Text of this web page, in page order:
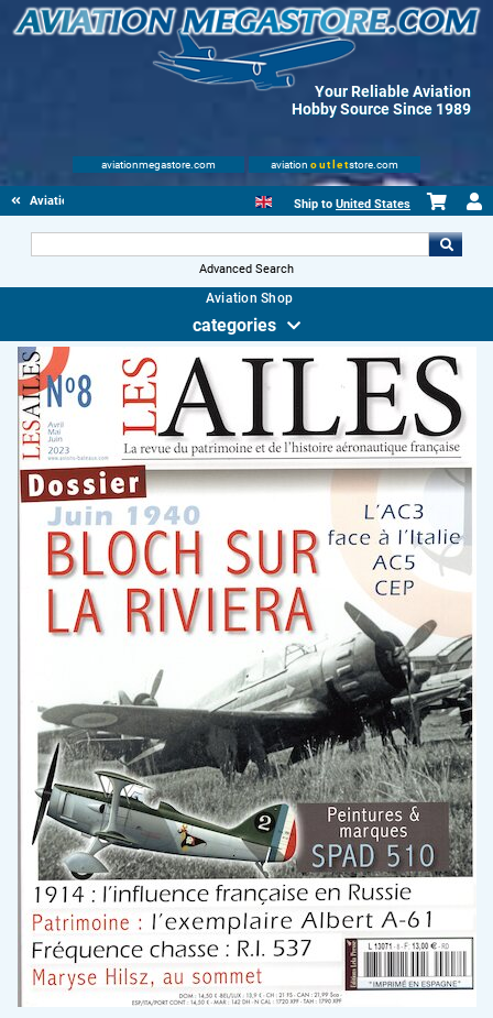
Your Reliable Aviation
Hobby Source Since 1989
aviationmegastore.com aviation outletstore.com
Aviationbooks Ship to United States
Advanced Search
Aviation Shop
categories